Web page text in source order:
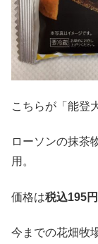
こちらが「能登
ローソンの抹茶
用。
価格は税込195円
今までの花畑牧